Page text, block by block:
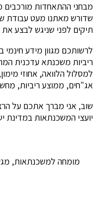
מבחני ההתאחדות מורכבים
שדורש מאתנו מעט עבודת
תיקים לפני שניגש לבצע
לרשותכם מגוון מידע
ריביות משכנתא עדכנית
למסלול הלוואה, אחוזי
אג"חים, ממוצע ריביות,
שוב, אני מברך אתכם על
יועצי המשכנתאות במדינת
מומחה למשכנתאות,